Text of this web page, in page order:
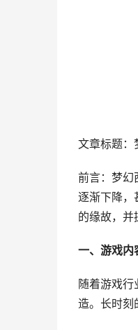
文章标题
前言：梦幻
逐渐下降，
的缘故，并
一、游戏内
随着游戏
造。长时刻